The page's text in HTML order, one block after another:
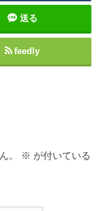
送る
feedly
。 ※ が付いている